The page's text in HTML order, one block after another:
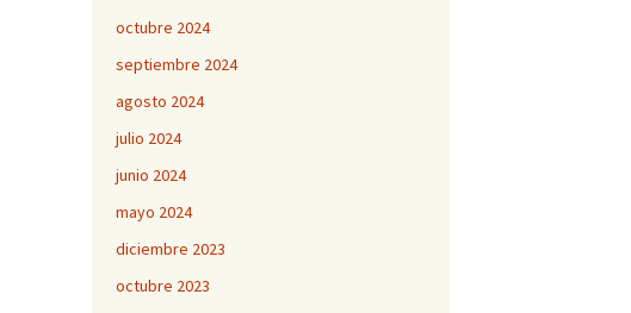
octubre 2024
septiembre 2024
agosto 2024
julio 2024
junio 2024
mayo 2024
diciembre 2023
octubre 2023